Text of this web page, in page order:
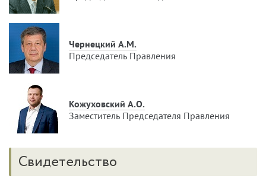
Чернецкий А.М.
Председатель Правления
Кожуховский А.О.
Заместитель Председателя Правления
Свидетельство